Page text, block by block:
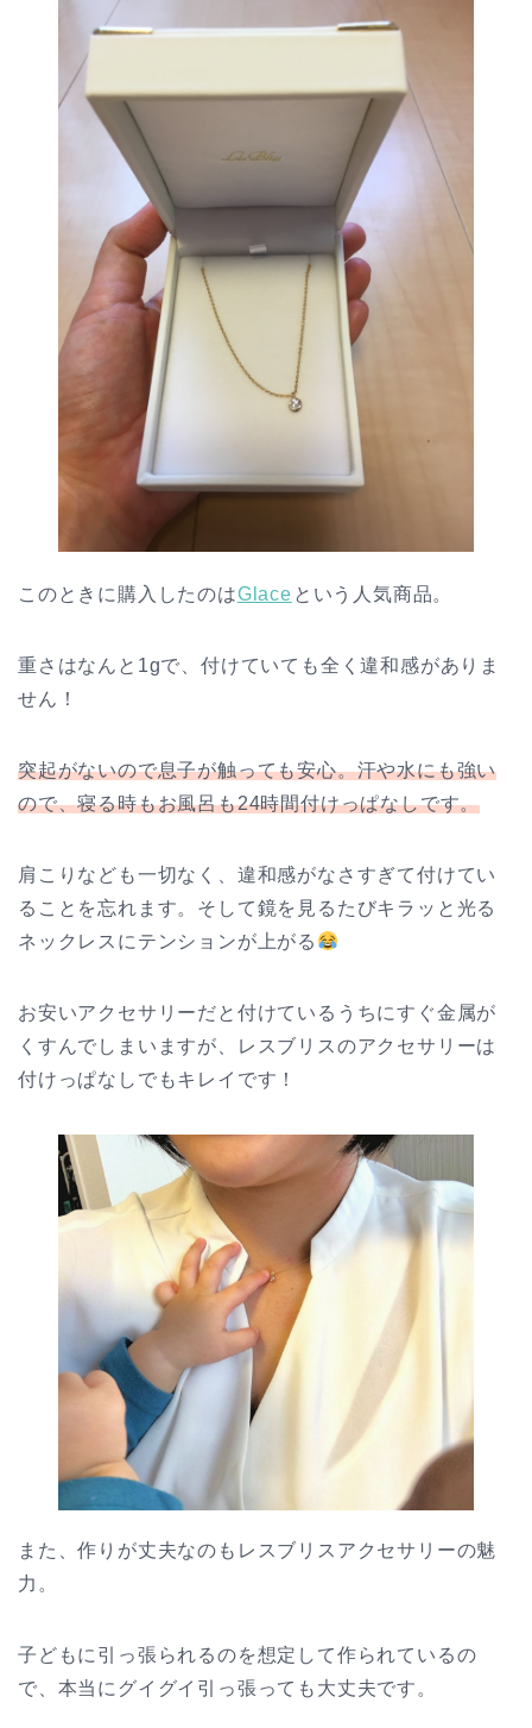
このときに購入したのはGlace という人気商品。
重さはなんと1gで、付けていても全く違和感がありま
せん！
突起がないので息子が触っても安心。汗や水にも強い
ので、寝る時もお風呂も24時間付けっぱなしです。
肩こりなども一切なく、違和感がなさすぎて付けてい
ることを忘れます。そして鏡を見るたびキラッと光る
ネックレスにテンションが上がる
お安いアクセサリーだと付けているうちにすぐ金属が
くすんでしまいますが、レスブリスのアクセサリーは
付けっぱなしでもキレイです！
また、作りが丈夫なのもレスブリスアクセサリーの魅
力。
子どもに引っ張られるのを想定して作られているの
で、本当にグイグイ引っ張っても大丈夫です。